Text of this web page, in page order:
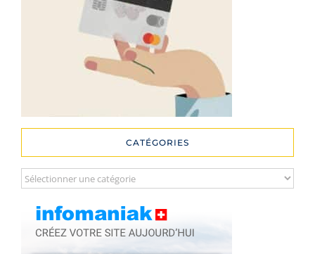
CATÉGORIES
Catégories